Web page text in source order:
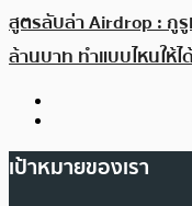
สูตรลับล่า Airdrop : กูรู
ล้านบาท ทำแบบไหนให้
เป้าหมายของเรา